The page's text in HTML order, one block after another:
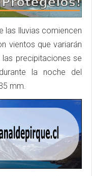
las lluvias comiencen
vientos que variarán
precipitaciones se
la noche del
mm.